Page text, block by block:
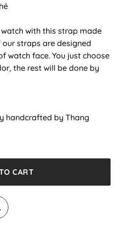
with this strap made
straps are designed
watch face. You just choose
the rest will be done by
handcrafted by Thang
leather quantity
CART